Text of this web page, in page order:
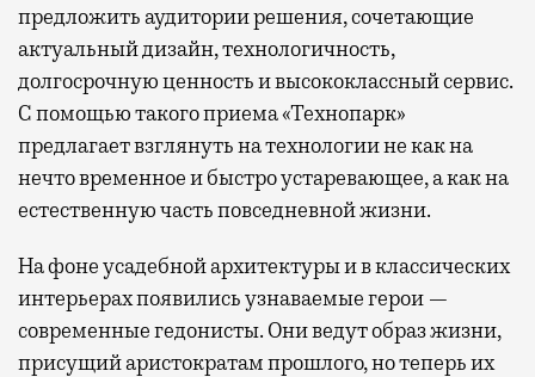
предложить аудитории решения, сочетающие
актуальный дизайн, технологичность,
долгосрочную ценность и высококлассный сервис.
С помощью такого приема «Технопарк»
предлагает взглянуть на технологии не как на
нечто временное и быстро устаревающее, а как на
естественную часть повседневной жизни.
На фоне усадебной архитектуры и в классических
интерьерах появились узнаваемые герои —
современные гедонисты. Они ведут образ жизни,
присущий аристократам прошлого, но теперь их